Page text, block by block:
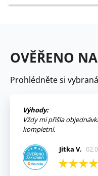
OVĚŘENO
Prohlédněte si
Výhody:
Vždy mi přišla
kompletní.
Jitka V.